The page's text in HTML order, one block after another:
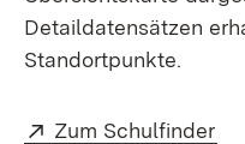
Detaildatensätzen
Standortpunkte.
Extern:
Zum Schulfinder